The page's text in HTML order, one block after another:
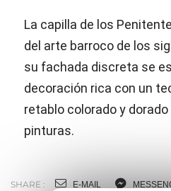
La capilla de los
del arte barroco de los
su fachada discreta se
decoración rica con un
retablo colorado y
pinturas.
SHARE : E-MAIL